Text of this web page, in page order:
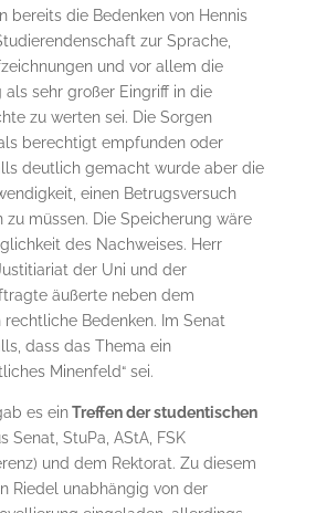
bereits die Bedenken von Hennis
zur Sprache,
und vor allem die
sehr großer Eingriff in die
zu werten sei. Die Sorgen
berechtigt empfunden oder
deutlich gemacht wurde aber die
einen Betrugsversuch
zu müssen. Die Speicherung wäre
des Nachweises. Herr
der Uni und der
äußerte neben dem
rechtliche Bedenken. Im Senat
dass das Thema ein
Minenfeld“ sei.
es einTreffen der studentischen
Senat, StuPa, AStA, FSK
und dem Rektorat. Zu diesem
Riedel unabhängig von der